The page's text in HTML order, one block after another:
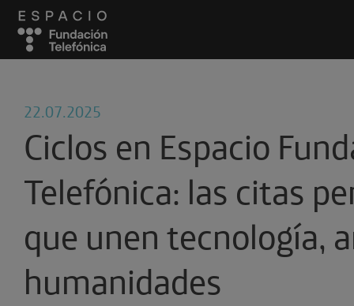
22.07.2025
Ciclos en Espacio
Telefónica: las citas
que unen tecnología,
humanidades